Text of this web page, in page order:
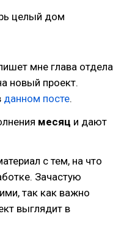
целый дом
мне глава отдела
новый проект.
данном посте.
месяц и дают
с тем, на что
Зачастую
так как важно
выглядит в